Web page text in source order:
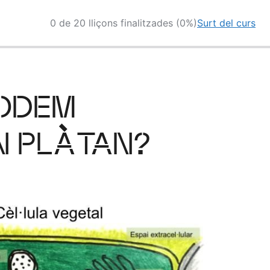
0 de 20 lliçons finalitzades (0%)Surt del curs
PLÀTAN?